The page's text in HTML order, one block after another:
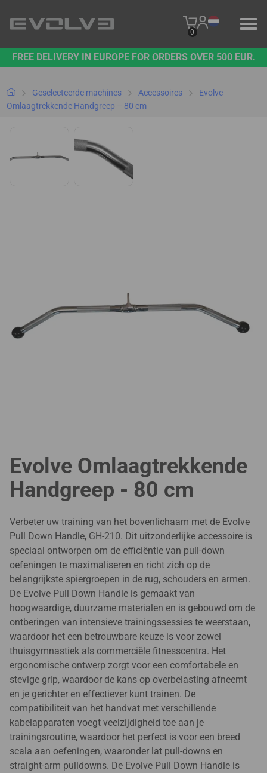
0
PRODUCTEN
ONS MERK
B2B PLATFORM
FREE DELIVERY IN EUROPE FOR ORDERS OVER 500 EUR.
Geselecteerde machines Accessoires
Evolve
Omlaagtrekkende Handgreep – 80 cm
Evolve Omlaagtrekkende
Handgreep - 80 cm
Verbeter uw training van het bovenlichaam met de Evolve
Pull Down Handle, GH-210. Dit uitzonderlijke accessoire is
speciaal ontworpen om de efficiëntie van pull-down
oefeningen te maximaliseren en richt zich op de
belangrijkste spiergroepen in de rug, schouders en armen.
De Evolve Pull Down Handle is gemaakt van
hoogwaardige, duurzame materialen en is gebouwd om de
ontberingen van intensieve trainingssessies te weerstaan,
waardoor het een betrouwbare keuze is voor zowel
thuisgymnastiek als commerciële fitnesscentra. Het
ergonomische ontwerp zorgt voor een comfortabele en
stevige grip, waardoor de kans op overbelasting afneemt
en je gerichter en effectiever kunt trainen. De
compatibiliteit van het handvat met verschillende
kabelapparaten voegt veelzijdigheid toe aan je
trainingsroutine, waardoor het perfect is voor een breed
scala aan oefeningen, waaronder lat pull-downs en
straight-arm pulldowns. De Evolve Pull Down Handle is